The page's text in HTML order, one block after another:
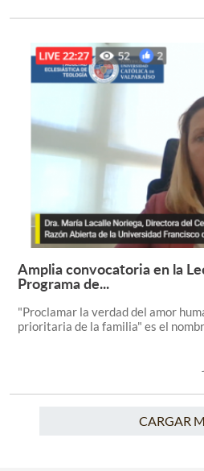
Amplia convocatoria en la
Programa de...
"Proclamar la verdad del amor
prioritaria de la familia" es el
CARGAR